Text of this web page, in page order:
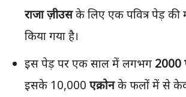
राजा ज़ीउसके लिए एक पवित्र पेड़ की
किया गया है।
इस पेड़ पर एक साल में लगभग
इसके 10,000 एक्रोनके फलों में से